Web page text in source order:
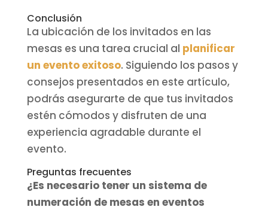
Conclusión
La ubicación de los invitados en las
mesas es una tarea crucial al planificar
un evento exitoso. Siguiendo los pasos y
consejos presentados en este artículo,
podrás asegurarte de que tus invitados
estén cómodos y disfruten de una
experiencia agradable durante el
evento.
Preguntas frecuentes
¿Es necesario tener un sistema de
numeración de mesas en eventos